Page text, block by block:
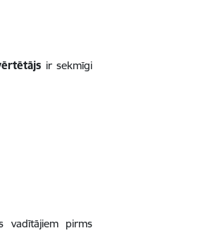
ir sekmīgi
vadītājiem pirms